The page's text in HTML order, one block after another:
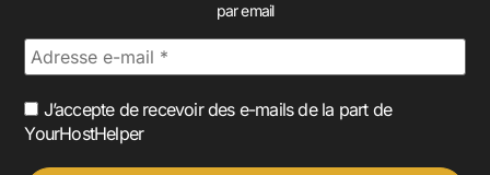
par email
J’accepte de recevoir des e-mails de la part de
YourHostHelper